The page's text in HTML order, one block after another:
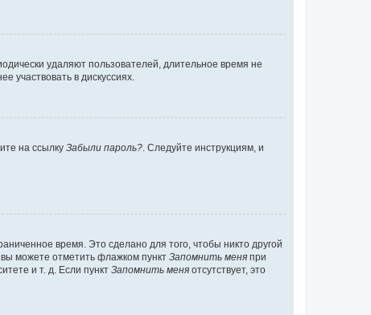
удаляют пользователей, длительное время не
участвовать в дискуссиях.
на ссылку Забыли пароль? . Следуйте инструкциям, и
время. Это сделано для того, чтобы никто другой
можете отметить флажком пункт Запомнить меня при
и т. д. Если пункт Запомнить меня отсутствует, это